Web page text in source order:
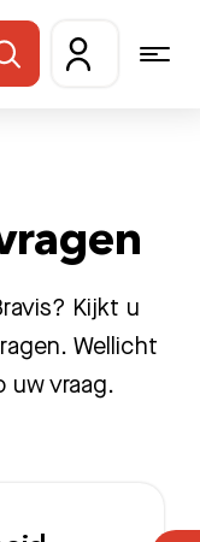
Kijkt u
Wellicht
uw vraag.